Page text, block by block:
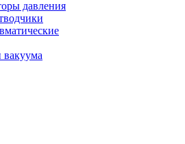
давления
вакуума